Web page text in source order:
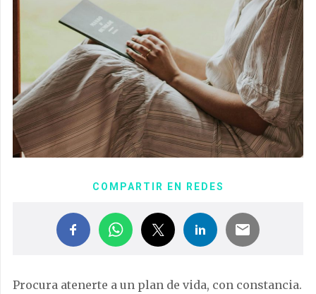
COMPARTIR EN REDES
Procura atenerte a un plan de vida, con constancia.